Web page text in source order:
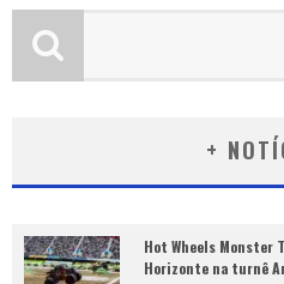
+
Hot Wheels Monster
Horizonte na turnê